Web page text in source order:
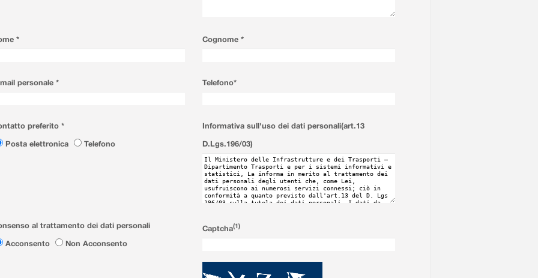
* Cognome *
personale * Telefono*
preferito *
Posta elettronica
Telefono
Informativa sull'uso dei dati personali(art.13
D.Lgs.196/03)
al trattamento dei dati personali
Acconsento
Non Acconsento
Captcha(1)